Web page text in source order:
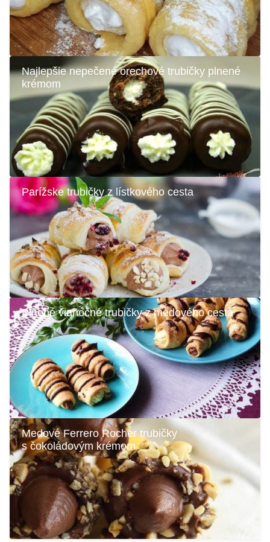
Najlepšie nepečené orechové trubičky plnené
krémom
Parížske trubičky z lístkového cesta
Plnené vianočné trubičky z medového cesta
Medové Ferrero Rocher trubičky
s čokoládovým krémom